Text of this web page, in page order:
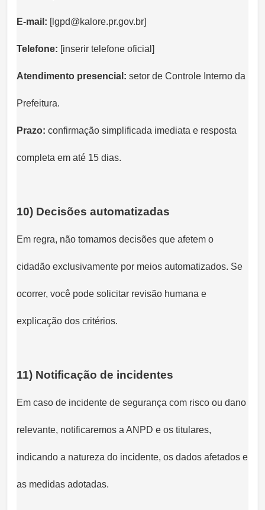
E-mail: [lgpd@kalore.pr.gov.br]
Telefone: [inserir telefone oficial]
Atendimento presencial: setor de Controle Interno da
Prefeitura.
Prazo: confirmação simplificada imediata e resposta
completa em até 15 dias.
10) Decisões automatizadas
Em regra, não tomamos decisões que afetem o
cidadão exclusivamente por meios automatizados. Se
ocorrer, você pode solicitar revisão humana e
explicação dos critérios.
11) Notificação de incidentes
Em caso de incidente de segurança com risco ou dano
relevante, notificaremos a ANPD e os titulares,
indicando a natureza do incidente, os dados afetados e
as medidas adotadas.